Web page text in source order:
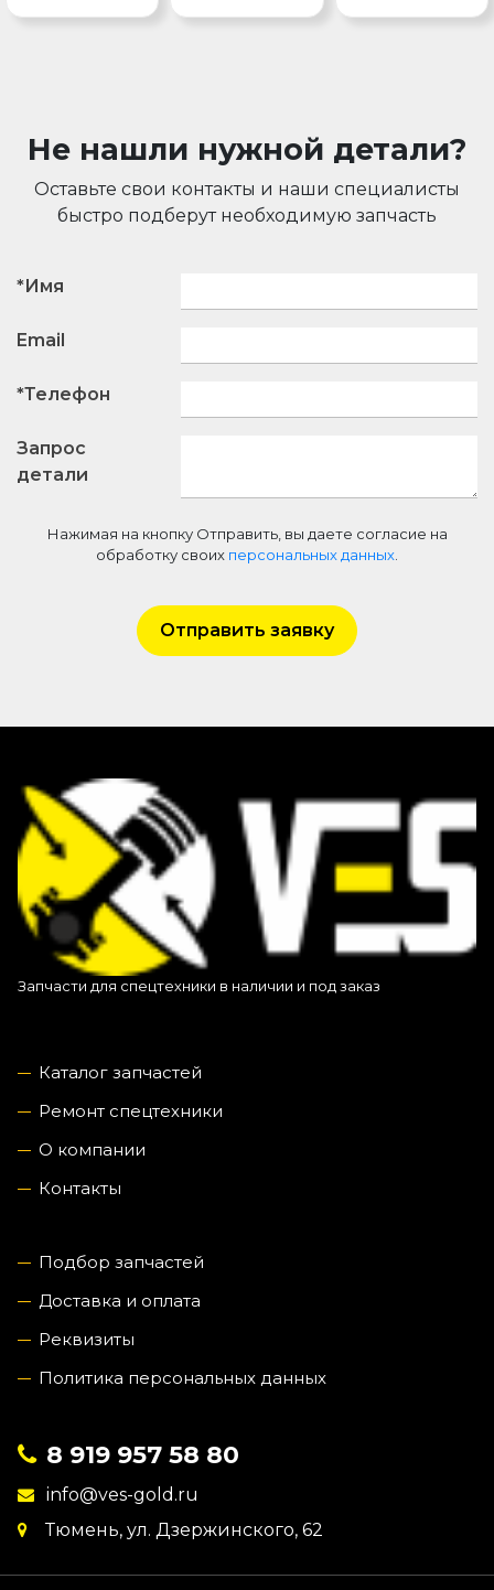
Не нашли нужной детали?
Оставьте свои контакты и наши специалисты
быстро подберут необходимую запчасть
*Имя
Email
*Телефон
Запрос
детали
Нажимая на кнопку Отправить, вы даете согласие на
обработку своих персональных данных.
Отправить заявку
Запчасти для спецтехники в наличии и под заказ
Каталог запчастей
Ремонт спецтехники
О компании
Контакты
Подбор запчастей
Доставка и оплата
Реквизиты
Политика персональных данных
8 919 957 58 80
info@ves-gold.ru
Тюмень, ул. ​Дзержинского, 62